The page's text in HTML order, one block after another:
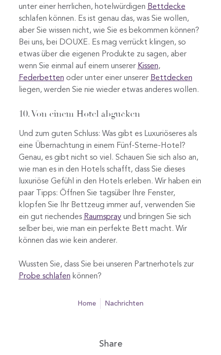
unter einer herrlichen, hotelwürdigen Bettdecke
schlafen können. Es ist genau das, was Sie wollen,
aber Sie wissen nicht, wie Sie es bekommen können?
Bei uns, bei DOUXE. Es mag verrückt klingen, so
etwas über die eigenen Produkte zu sagen, aber
wenn Sie einmal auf einem unserer Kissen,
Federbetten oder unter einer unserer Bettdecken
liegen, werden Sie nie wieder etwas anderes wollen.
10. Von einem Hotel abgucken
Und zum guten Schluss: Was gibt es Luxuriöseres als
eine Übernachtung in einem Fünf-Sterne-Hotel?
Genau, es gibt nicht so viel. Schauen Sie sich also an,
wie man es in den Hotels schafft, dass Sie dieses
luxuriöse Gefühl in den Hotels erleben. Wir haben ein
paar Tipps: Öffnen Sie tagsüber Ihre Fenster,
klopfen Sie Ihr Bettzeug immer auf, verwenden Sie
ein gut riechendes Raumsprayund bringen Sie sich
selber bei, wie man ein perfekte Bett macht. Wir
können das wie kein anderer.
Wussten Sie, dass Sie bei unseren Partnerhotels zur
Probe schlafen können?
home Nachrichten
Share